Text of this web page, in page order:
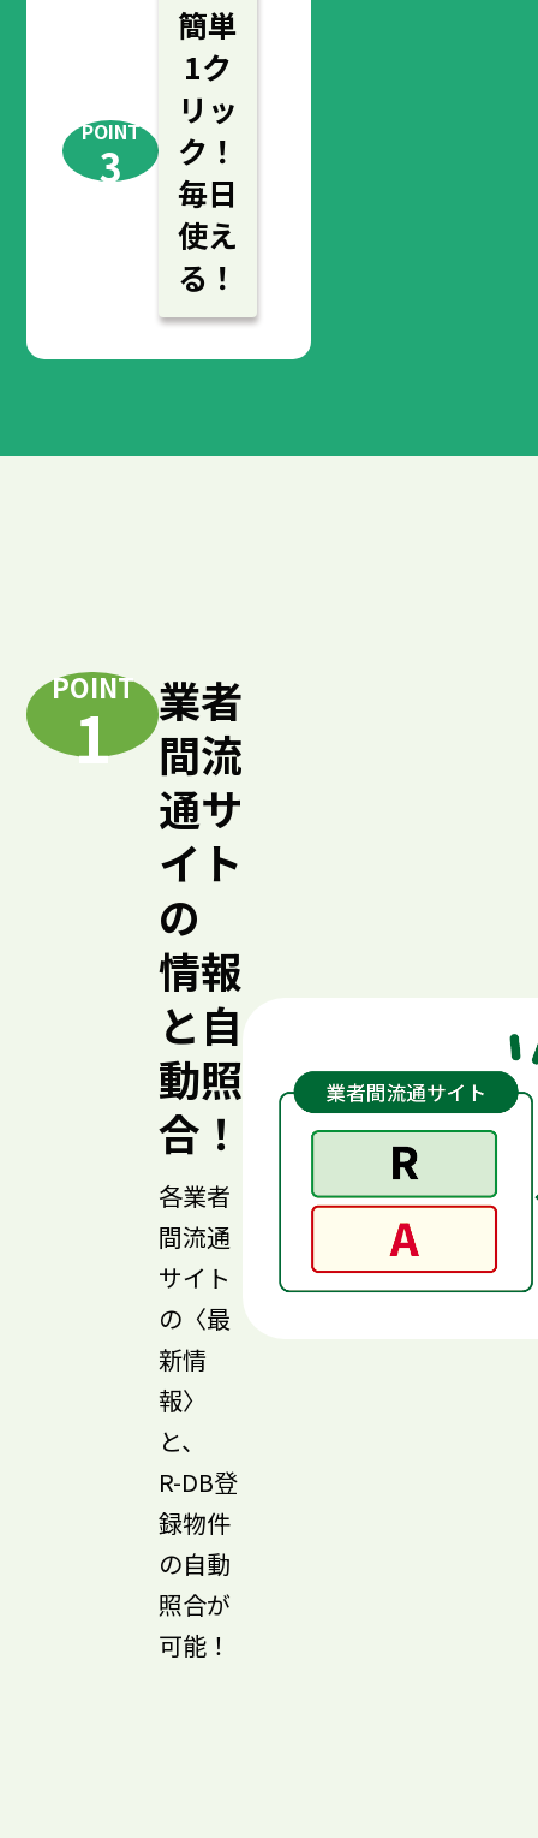
POINT
3
簡単
1ク
リッ
ク！
毎日
使え
る！
POINT
1
業者
間流
通サ
イト
の
情報
と自
動照
合！
各業者
間流通
サイト
の〈最
新情
報〉
と、
R-DB登
録物件
の自動
照合が
可能！